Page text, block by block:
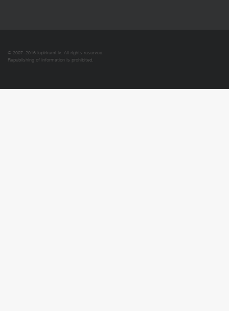
© 2007–2016 Iepirkumi.lv. All rights reserved.
Republishing of information is prohibited.